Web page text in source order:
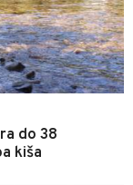
do 38
kiša